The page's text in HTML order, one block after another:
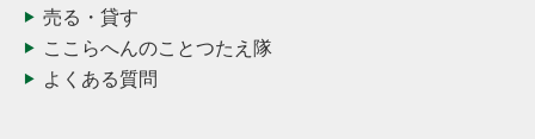
売る・貸す
ここらへんのことつたえ隊
よくある質問